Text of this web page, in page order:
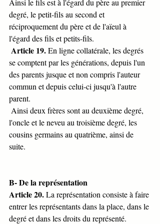
Ainsi le fils est à l'égard du père au premier
degré, le petit-fils au second et
réciproquement du père et de l'aïeul à
l'égard des fils et petits-fils.
Article 19. En ligne collatérale, les degrés
se comptent par les générations, depuis l'un
des parents jusque et non compris l'auteur
commun et depuis celui-ci jusqu'à l'autre
parent.
l'oncle et le neveu au troisième degré, les
cousins germains au quatrième, ainsi de
suite.
B- De la représentation
Article 20. La représentation consiste à faire
entrer les représentants dans la place, dans le
degré et dans les droits du représenté.